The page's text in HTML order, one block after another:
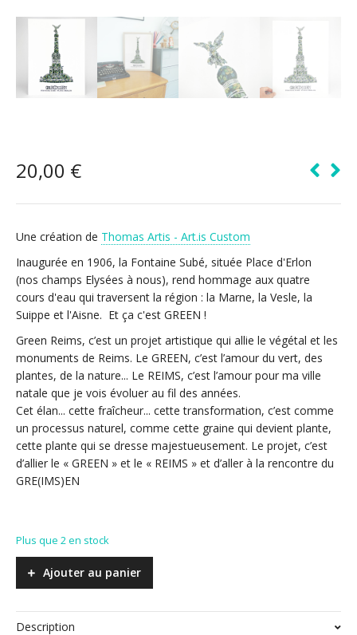
20,00 €
Une création de Thomas Artis - Art.is Custom
Inaugurée en 1906, la Fontaine Subé, située Place d'Erlon
(nos champs Elysées à nous), rend hommage aux quatre
cours d'eau qui traversent la région : la Marne, la Vesle, la
Suippe et l'Aisne. Et ça c'est GREEN !
Green Reims, c’est un projet artistique qui allie le végétal et les
monuments de Reims. Le GREEN, c’est l’amour du vert, des
plantes, de la nature... Le REIMS, c’est l’amour pour ma ville
natale que je vois évoluer au fil des années.
Cet élan... cette fraîcheur... cette transformation, c’est comme
un processus naturel, comme cette graine qui devient plante,
cette plante qui se dresse majestueusement. Le projet, c’est
d’allier le « GREEN » et le « REIMS » et d’aller à la rencontre du
GRE(IMS)EN
Plus que 2 en stock
Ajouter au panier
Description